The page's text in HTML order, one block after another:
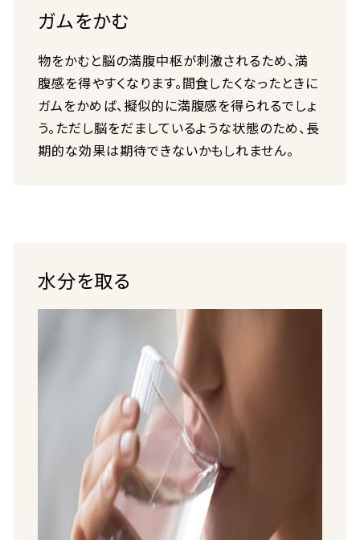
ガムをかむ
物をかむと脳の満腹中枢が刺激されるため、満
腹感を得やすくなります。間食したくなったときに
ガムをかめば、擬似的に満腹感を得られるでしょ
う。ただし脳をだましているような状態のため、長
期的な効果は期待できないかもしれません。
水分を取る